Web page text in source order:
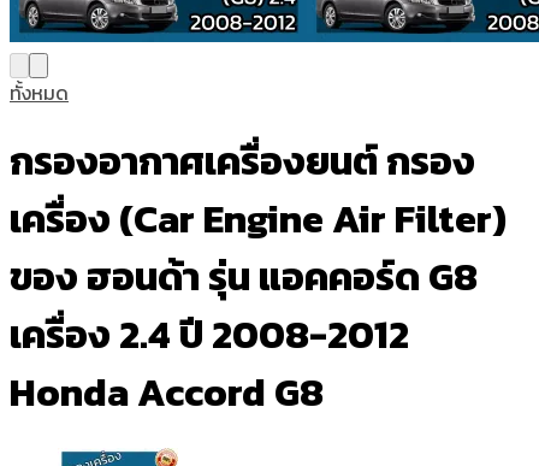
ทั้งหมด
กรองอากาศเครื่องยนต์ กรอง
เครื่อง (Car Engine Air Filter)
ของ ฮอนด้า รุ่น แอคคอร์ด G8
เครื่อง 2.4 ปี 2008-2012
Honda Accord G8